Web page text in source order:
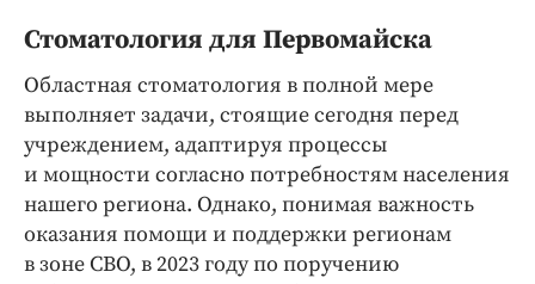
Стоматология для Первомайска
Областная стоматология в полной мере
выполняет задачи, стоящие сегодня перед
учреждением, адаптируя процессы
и мощности согласно потребностям населения
нашего региона. Однако, понимая важность
оказания помощи и поддержки регионам
в зоне СВО, в 2023 году по поручению